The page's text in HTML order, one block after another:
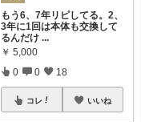
もう6、7年リピしてる。2、
3年に1回は本体も交換して
るんだけ ...
￥ 5,000
0 0 18
コレ いいね